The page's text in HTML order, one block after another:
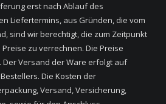
erst nach Ablauf des
Liefertermins, aus Gründen, die vom
sind wir berechtigt, die zum Zeitpunkt
zu verrechnen. Die Preise
Versand der Ware erfolgt auf
Die Kosten der
Versand, Versicherung,